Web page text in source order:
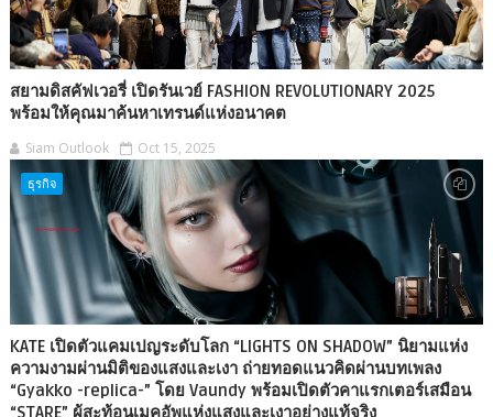
สยามดิสคัฟเวอรี่ เปิดรันเวย์ FASHION REVOLUTIONARY 2025
พร้อมให้คุณมาค้นหาเทรนด์แห่งอนาคต
Siam Outlook Oct 15, 2025
ธุรกิจ
KATE เปิดตัวแคมเปญระดับโลก “LIGHTS ON SHADOW” นิยามแห่ง
ความงามผ่านมิติของแสงและเงา ถ่ายทอดแนวคิดผ่านบทเพลง
“Gyakko -replica-” โดย Vaundy พร้อมเปิดตัวคาแรกเตอร์เสมือน
“STARE” ผู้สะท้อนเมคอัพแห่งแสงและเงาอย่างแท้จริง